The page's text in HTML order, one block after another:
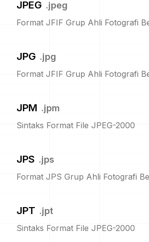
JPEG .jpeg
Format JFIF Grup Ahli Fotografi
JPG .jpg
Format JFIF Grup Ahli Fotografi
JPM .jpm
Sintaks Format File JPEG-2000
JPS .jps
Format JPS Grup Ahli Fotografi
JPT .jpt
Sintaks Format File JPEG-2000